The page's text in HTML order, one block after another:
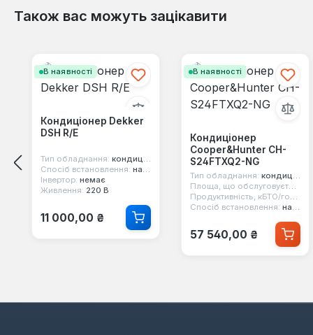
Також вас можуть зацікавити
В наявності
Кондиціонер Dekker
DSH R/E
Тип обладнання: кондиціонер настінний
Спосіб встановлення: настінний
Інвертор: немає
Живлення: 220 В
Звичайна ціна:
11 000,00 ₴
В наявності
Кондиціонер
Cooper&Hunter CH-
S24FTXQ2-NG
Тип обладнання: кондиціонер настінний
Спосіб встановлення: настінний
Звичайна ціна:
57 540,00 ₴